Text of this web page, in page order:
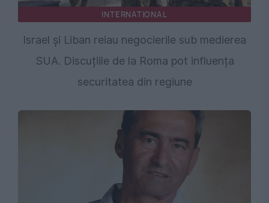
INTERNATIONAL
Israel și Liban reiau negocierile sub medierea
SUA. Discuțiile de la Roma pot influența
securitatea din regiune